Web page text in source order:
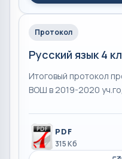
Протокол
Русский язык 4
Итоговый протокол
ВОШ в 2019-2020
PDF
315 Кб